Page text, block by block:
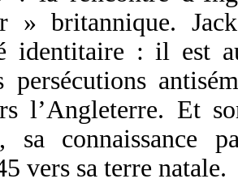
» britannique.
identitaire : il est
persécutions
l’Angleterre. Et
sa connaissance
vers sa terre natale.